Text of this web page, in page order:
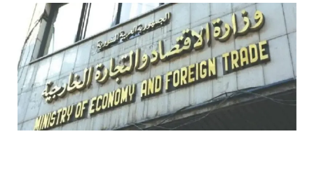
السماح
بتصدير
جلود
الابقار
لمدة
عام